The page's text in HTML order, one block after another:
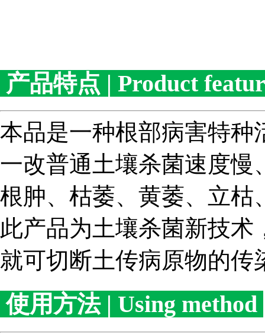
产品特点 | Product
本品是一种根部病害特种
一改普通土壤杀菌速度慢
根肿、枯萎、黄萎、立枯
此产品为土壤杀菌新技
就可切断土传病原物的传
使用方法 | Using method